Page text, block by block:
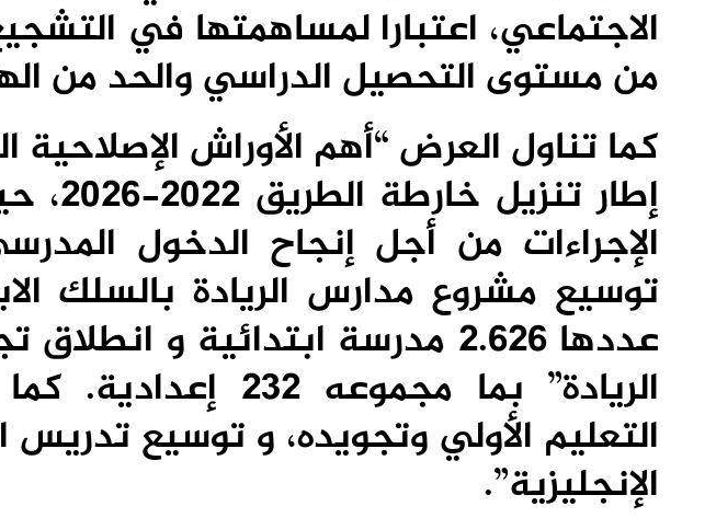
الاجتماعي، اعتبارا لمساهمتها في
من مستوى التحصيل الدراسي والحد من
كما تناول العرض “أهم الأوراش الإصلاحية
إطار
الإجراءات من أجل إنجاح الدخول
توسيع مشروع مدارس الريادة بالسلك
عددها 2.626 مدرسة ابتدائية و
الريادة” بما مجموعه
التعليم الأولي وتجويده، و توسيع تدريس
الإنجليزية”.